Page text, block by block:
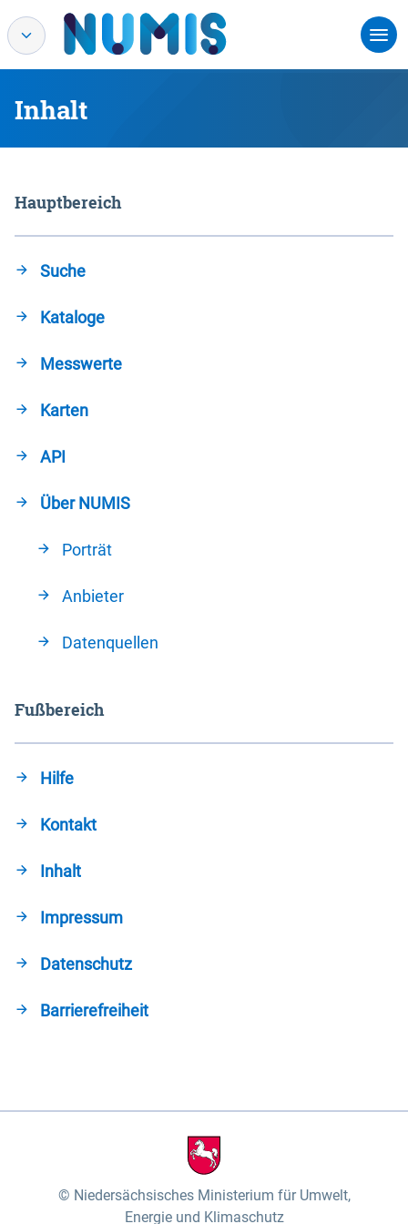
Inhalt
Hauptbereich
Suche
Kataloge
Messwerte
Karten
API
Über NUMIS
Porträt
Anbieter
Datenquellen
Fußbereich
Hilfe
Kontakt
Inhalt
Impressum
Datenschutz
Barrierefreiheit
Niedersächsisches Ministerium für Umwelt,
Energie und Klimaschutz